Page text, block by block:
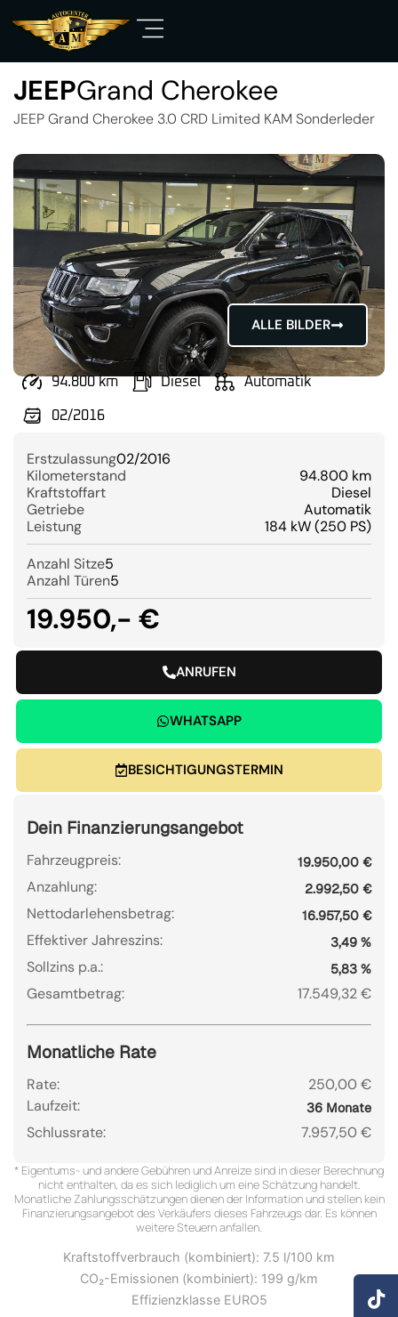
JEEPGrand Cherokee
JEEP Grand Cherokee 3.0 CRD Limited KAM Sonderleder
ALLE BILDER
94.800 km Diesel Automatik
02/2016
Erstzulassung02/2016
Kilometerstand
94.800 km
Kraftstoffart
Diesel
Getriebe
Automatik
Leistung
184 kW (250 PS)
Anzahl Sitze5
Anzahl Türen5
19.950,- €
ANRUFEN
WHATSAPP
BESICHTIGUNGSTERMIN
Dein Finanzierungsangebot
Fahrzeugpreis: 19.950,00 €
Anzahlung: 2.992,50 €
Nettodarlehensbetrag: 16.957,50 €
Effektiver Jahreszins: 3,49 %
Sollzins p.a.: 5,83 %
Gesamtbetrag: 17.549,32 €
Monatliche Rate
Rate:
250,00 €
Laufzeit:
36 Monate
Schlussrate: 7.957,50 €
* Eigentums- und andere Gebühren und Anreize sind in dieser Berechnung
nicht enthalten, da es sich lediglich um eine Schätzung handelt.
Monatliche Zahlungsschätzungen dienen der Information und stellen kein
Finanzierungsangebot des Verkäufers dieses Fahrzeugs dar. Es können
weitere Steuern anfallen.
Kraftstoffverbrauch (kombiniert): 7.5 l/100 km
CO₂-Emissionen (kombiniert): 199 g/km
Effizienzklasse EURO5